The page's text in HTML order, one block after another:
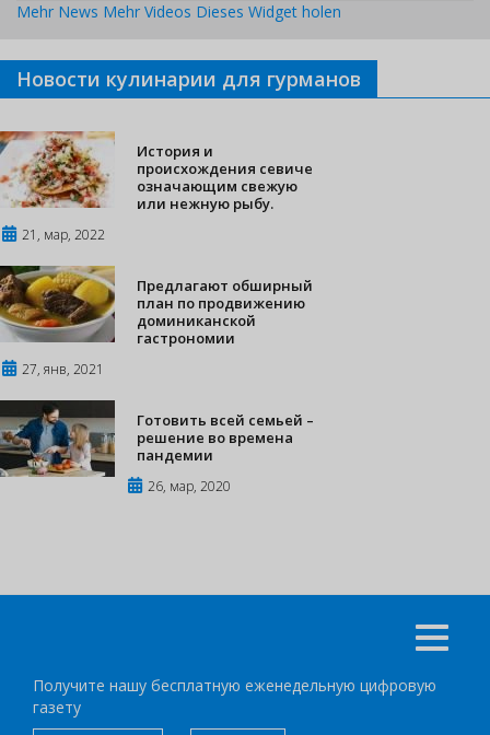
Mehr News Mehr Videos Dieses Widget holen
Новости кулинарии для гурманов
История и
происхождения севиче
означающим свежую
или нежную рыбу.
21, мар, 2022
Предлагают обширный
план по продвижению
доминиканской
гастрономии
27, янв, 2021
Готовить всей семьей –
решение во времена
пандемии
26, мар, 2020
Получите нашу бесплатную еженедельную цифровую
газету